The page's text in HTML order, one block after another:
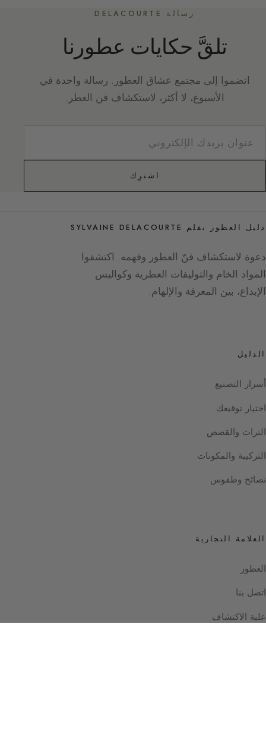
رسالة DELACOURTE
تلقَّ حكايات عطورنا
انضموا إلى مجتمع عشاق العطور. رسالة واحدة في
الأسبوع، لا أكثر، لاستكشاف فن العطر.
اشترِك
دليل العطور بقلم SYLVAINE DELACOURTE
دعوة لاستكشاف فنّ العطور وفهمه. اكتشفوا
المواد الخام والتوليفات العطرية وكواليس
الإبداع، بين المعرفة والإلهام.
الدليل
أسرار التصنيع
اختيار توقيعك
التراث والقصص
التركيبة والمكونات
نصائح وطقوس
العلامة التجارية
العطور
اتصل بنا
علبة الاكتشاف